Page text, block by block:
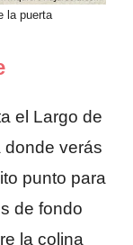
la puerta
el Largo de
donde verás
punto para
de fondo
la colina